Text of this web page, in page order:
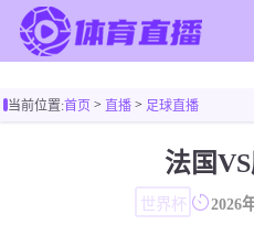
足球直播
当前位置:首页> 直播> 足球直播
法国
世界杯 2026